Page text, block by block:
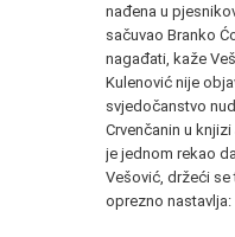
nađena u
sačuvao Branko
nagađati, kaže
Kulenović nije
svjedočanstvo
Crvenčanin u knjizi
je jednom rekao
Vešović, držeći
oprezno nastavlja: